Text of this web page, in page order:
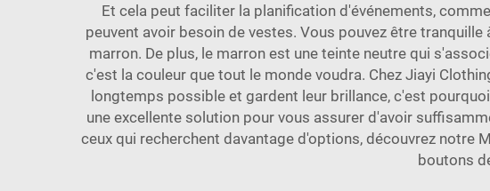
Et cela peut faciliter la planification d'événements,
peuvent avoir besoin de vestes. Vous pouvez être
marron. De plus, le marron est une teinte neutre qui
c'est la couleur que tout le monde voudra. Chez Jiayi
longtemps possible et gardent leur brillance, c'est
une excellente solution pour vous assurer d'avoir
ceux qui recherchent davantage d'options, découvrez notre
boutons